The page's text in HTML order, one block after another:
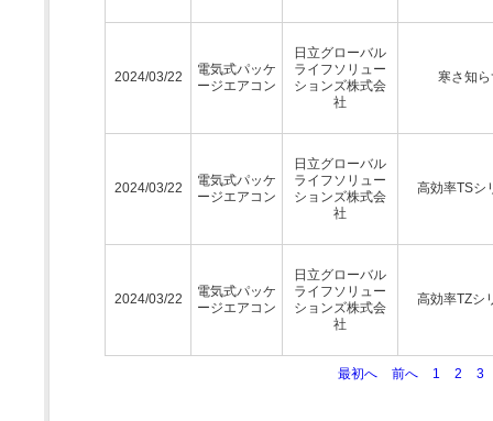
2024/03/22
電気式パッケ
ージエアコン
日立グローバル
ライフソリュー
ションズ株式会
社
寒さ知
2024/03/22
電気式パッケ
ージエアコン
日立グローバル
ライフソリュー
ションズ株式会
社
高効率TSシ
2024/03/22
電気式パッケ
ージエアコン
日立グローバル
ライフソリュー
ションズ株式会
社
高効率TZシ
最初へ 前へ 1 2 3